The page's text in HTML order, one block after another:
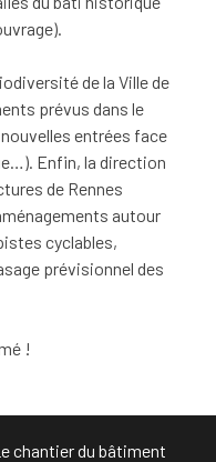
de la Ville de
prévus dans le
entrées face
Enfin, la direction
de Rennes
autour
cyclables,
prévisionnel des
!
chantier du bâtiment